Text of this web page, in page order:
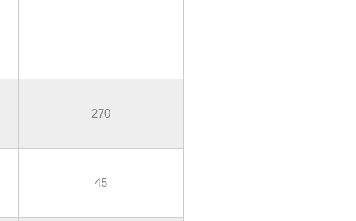
270
45